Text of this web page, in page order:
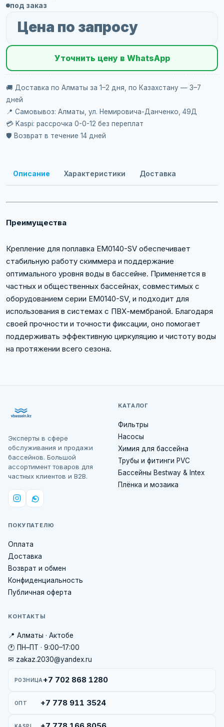
под заказ
Цена по запросу
Уточнить цену в WhatsApp
🚚 Доставка по Алматы за 1–2 дня, по Казахстану — 3–7
дней
📍 Самовывоз: Алматы, ул. Немировича-Данченко, 49Д
💳 Kaspi: рассрочка 0-0-12 без переплат
🛡️ Возврат в течение 14 дней
Описание Характеристики Доставка
Преимущества
Крепление для поплавка EM0140-SV обеспечивает
стабильную работу скиммера и поддержание
оптимального уровня воды в бассейне. Применяется в
частных и общественных бассейнах, совместимых с
оборудованием серии EM0140-SV, и подходит для
использования в системах с ПВХ-мембраной. Благодаря
своей прочности и точности фиксации, оно помогает
поддерживать эффективную циркуляцию и чистоту воды
на протяжении всего сезона.
Эксперты в сфере
обслуживания и продажи
бассейнов. Большой
ассортимент товаров для
частных клиентов и B2B.
КАТАЛОГ
Фильтры
Насосы
Химия для бассейна
Трубы и фитинги PVC
Бассейны Bestway & Intex
Плёнка и мозаика
ПОКУПАТЕЛЮ
Оплата
Доставка
Возврат и обмен
Конфиденциальность
Публичная оферта
КОНТАКТЫ
📍 Алматы · Актобе
🕐 ПН–ПТ · 9:00–17:00
✉ zakaz.2030@yandex.ru
РОЗНИЦА +7 702 868 1280
ОПТ +7 778 911 3524
KASPI